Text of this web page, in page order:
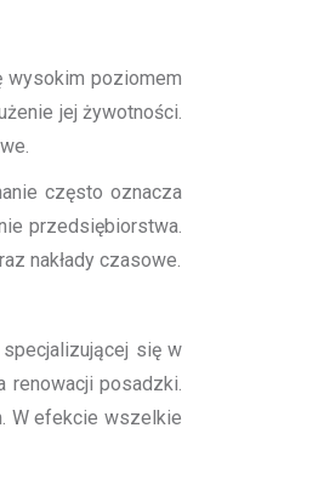
wysokim poziomem
jej żywotności.
często oznacza
przedsiębiorstwa.
nakłady czasowe.
się w
renowacji posadzki.
W efekcie wszelkie